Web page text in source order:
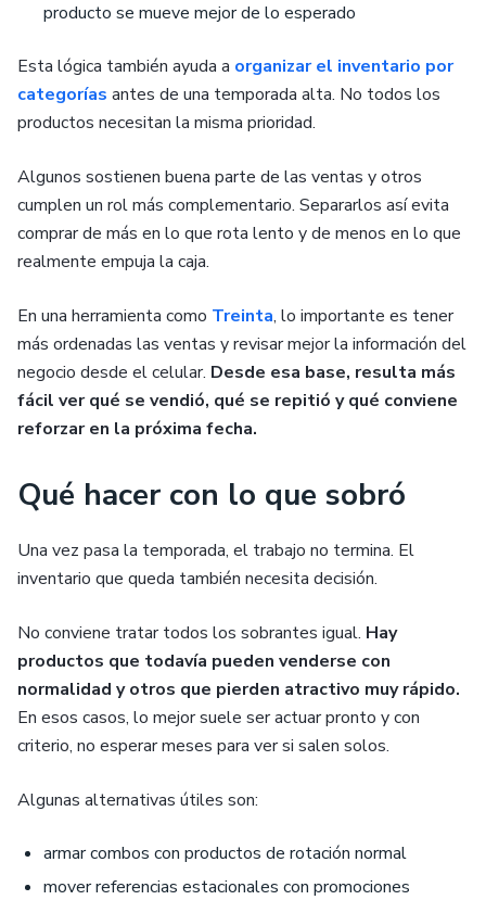
producto se mueve mejor de lo esperado
Esta lógica también ayuda a organizar el inventario por
categorías antes de una temporada alta. No todos los
productos necesitan la misma prioridad.
Algunos sostienen buena parte de las ventas y otros
cumplen un rol más complementario. Separarlos así evita
comprar de más en lo que rota lento y de menos en lo que
realmente empuja la caja.
En una herramienta como Treinta, lo importante es tener
más ordenadas las ventas y revisar mejor la información del
negocio desde el celular. Desde esa base, resulta más
fácil ver qué se vendió, qué se repitió y qué conviene
reforzar en la próxima fecha.
Qué hacer con lo que sobró
Una vez pasa la temporada, el trabajo no termina. El
inventario que queda también necesita decisión.
No conviene tratar todos los sobrantes igual. Hay
productos que todavía pueden venderse con
normalidad y otros que pierden atractivo muy rápido.
En esos casos, lo mejor suele ser actuar pronto y con
criterio, no esperar meses para ver si salen solos.
Algunas alternativas útiles son:
armar combos con productos de rotación normal
mover referencias estacionales con promociones